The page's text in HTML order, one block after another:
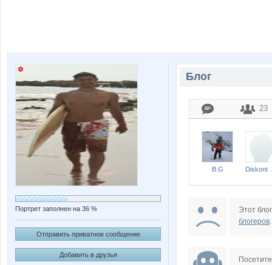
Портрет заполнен на 36 %
Отправить приватное сообщение
Добавить в друзья
Блог
23
B.G
Этот
блогеров.